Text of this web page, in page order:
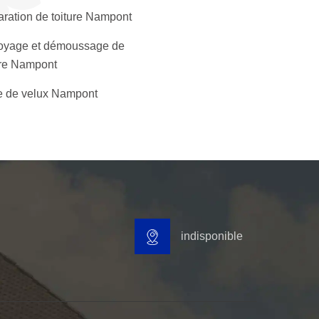
de toiture Nampont
et démoussage de
Nampont
de velux Nampont
indisponible